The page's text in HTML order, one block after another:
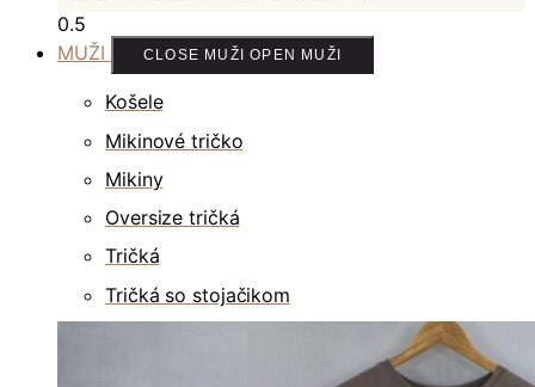
MUŽI CLOSE MUŽI OPEN MUŽI
Košele
Mikinové tričko
Mikiny
Oversize tričká
Tričká
Tričká so stojačikom